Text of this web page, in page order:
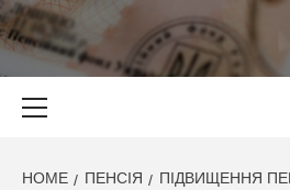
HOME ПЕНСІЯ
ПІДВИЩЕННЯ